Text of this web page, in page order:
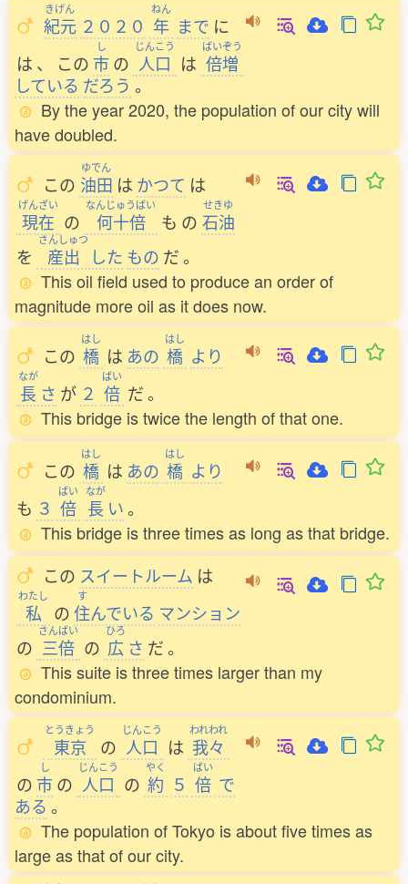
きげん
紀元 ２０２０
ねん
年 まで に
は 、 この
し
市 の
じんこう
人口 は
ばいぞう
倍増
している だろう 。
By the year 2020, the population of our city will
have doubled.
この
ゆでん
油田 は かつて は
げんざい
現在 の
なんじゅうばい
何十倍 も の
せきゆ
石油
を
さんしゅつ
産出 した もの だ。
This oil field used to produce an order of
magnitude more oil as it does now.
この
はし
橋 は あの
はし
橋 より
なが
長 さ が ２
ばい
倍 だ。
This bridge is twice the length of that one.
この
はし
橋 は あの
はし
橋 より
も ３
ばい
倍
なが
長 い。
This bridge is three times as long as that bridge.
この スイートルーム は
わたし
私 の
す
住んでいる マンション
の
さんばい
三倍 の
ひろ
広 さ だ。
This suite is three times larger than my
condominium.
とうきょう
東京 の
じんこう
人口 は
われわれ
我々
の
し
市 の
じんこう
人口 の
やく
約 ５
ばい
倍 で
ある 。
The population of Tokyo is about five times as
large as that of our city.